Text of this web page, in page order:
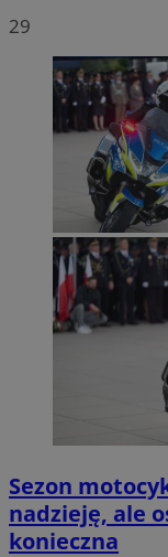
29
Sezon
nadzieję, ale
konieczna